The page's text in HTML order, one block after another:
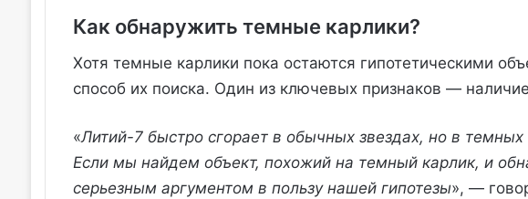
Как обнаружить темные карлики?
Хотя темные карлики пока остаются гипотетическими
способ их поиска. Один из ключевых признаков —
«Литий-7 быстро сгорает в обычных звездах, но в
Если мы найдем объект, похожий на темный карлик, и
серьезным аргументом в пользу нашей гипотезы», —